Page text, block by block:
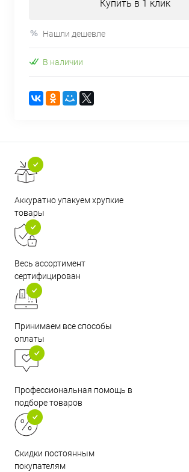
Купить в 1 клик
Нашли дешевле
В наличии
Аккуратно упакуем хрупкие
товары
Весь ассортимент
сертифицирован
Принимаем все способы
оплаты
Профессиональная помощь в
подборе товаров
Скидки постоянным
покупателям